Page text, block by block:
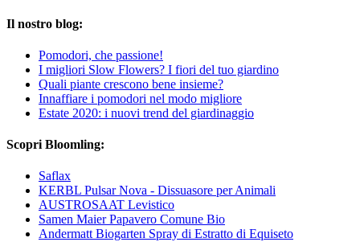
Il nostro blog:
Pomodori, che passione!
I migliori Slow Flowers? I fiori del tuo giardino
Quali piante crescono bene insieme?
Innaffiare i pomodori nel modo migliore
Estate 2020: i nuovi trend del giardinaggio
Scopri Bloomling:
Saflax
KERBL Pulsar Nova - Dissuasore per Animali
AUSTROSAAT Levistico
Samen Maier Papavero Comune Bio
Andermatt Biogarten Spray di Estratto di Equiseto